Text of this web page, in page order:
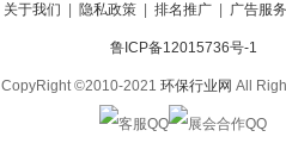
关于我们 隐私政策 排名推广 广告服务
鲁ICP备12015736号-1
CopyRight ©2010-2021 环保行业网 All